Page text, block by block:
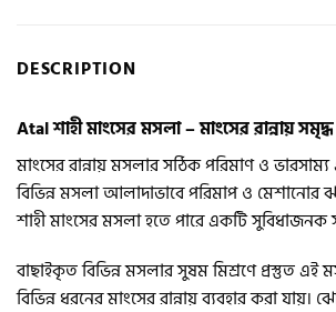
DESCRIPTION
Atal শাহী মাংসের মসলা – মাংসের রান্নায়
মাংসের রান্নায় মসলার সঠিক পরিমাণ ও
বিভিন্ন মসলা আলাদাভাবে পরিমাপ ও মেশানোর
শাহী মাংসের মসলা হতে পারে একটি সুবিধাজনক
বাছাইকৃত বিভিন্ন মসলার সুষম মিশ্রণে প্রস্তুত
বিভিন্ন ধরনের মাংসের রান্নায় ব্যবহার করা